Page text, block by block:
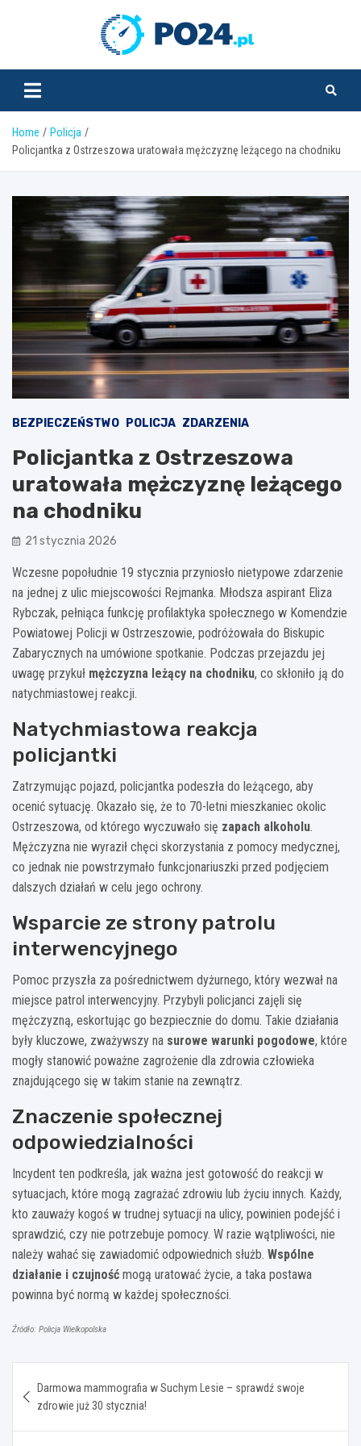
Home
Policja
Policjantka z Ostrzeszowa uratowała mężczyznę leżącego na chodniku
BEZPIECZEŃSTWO POLICJA ZDARZENIA
Policjantka z Ostrzeszowa
uratowała mężczyznę leżącego
na chodniku
21 stycznia 2026
Wczesne popołudnie 19 stycznia przyniosło nietypowe zdarzenie
na jednej z ulic miejscowości Rejmanka. Młodsza aspirant Eliza
Rybczak, pełniąca funkcję profilaktyka społecznego w Komendzie
Powiatowej Policji w Ostrzeszowie, podróżowała do Biskupic
Zabarycznych na umówione spotkanie. Podczas przejazdu jej
uwagę przykuł mężczyzna leżący na chodniku, co skłoniło ją do
natychmiastowej reakcji.
Natychmiastowa reakcja
policjantki
Zatrzymując pojazd, policjantka podeszła do leżącego, aby
ocenić sytuację. Okazało się, że to 70-letni mieszkaniec okolic
Ostrzeszowa, od którego wyczuwało się zapach alkoholu.
Mężczyzna nie wyraził chęci skorzystania z pomocy medycznej,
co jednak nie powstrzymało funkcjonariuszki przed podjęciem
dalszych działań w celu jego ochrony.
Wsparcie ze strony patrolu
interwencyjnego
Pomoc przyszła za pośrednictwem dyżurnego, który wezwał na
miejsce patrol interwencyjny. Przybyli policjanci zajęli się
mężczyzną, eskortując go bezpiecznie do domu. Takie działania
były kluczowe, zważywszy na surowe warunki pogodowe, które
mogły stanowić poważne zagrożenie dla zdrowia człowieka
znajdującego się w takim stanie na zewnątrz.
Znaczenie społecznej
odpowiedzialności
Incydent ten podkreśla, jak ważna jest gotowość do reakcji w
sytuacjach, które mogą zagrażać zdrowiu lub życiu innych. Każdy,
kto zauważy kogoś w trudnej sytuacji na ulicy, powinien podejść i
sprawdzić, czy nie potrzebuje pomocy. W razie wątpliwości, nie
należy wahać się zawiadomić odpowiednich służb. Wspólne
działanie i czujność mogą uratować życie, a taka postawa
powinna być normą w każdej społeczności.
Źródło: Policja Wielkopolska
wpisu
Darmowa mammografia w Suchym Lesie – sprawdź swoje
zdrowie już 30 stycznia!